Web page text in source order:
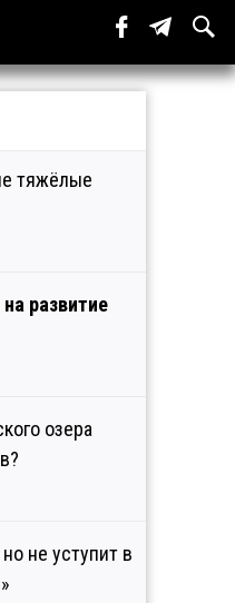
тяжёлые
развитие
озера
не уступит в